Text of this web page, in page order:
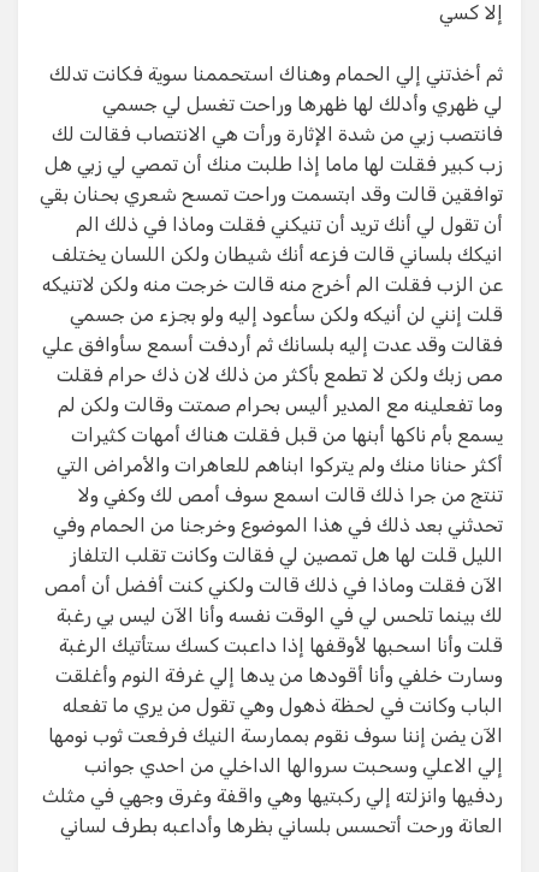
إلا كسي
ثم أخذتني إلي الحمام وهناك استحممنا سوية فكانت تدلك
لي ظهري وأدلك لها ظهرها وراحت تغسل لي جسمي
فانتصب زبي من شدة الإثارة ورأت هي الانتصاب فقالت لك
زب كبير فقلت لها ماما إذا طلبت منك أن تمصي لي زبي هل
توافقين قالت وقد ابتسمت وراحت تمسح شعري بحنان بقي
أن تقول لي أنك تريد أن تنيكني فقلت وماذا في ذلك الم
انيكك بلساني قالت فزعه أنك شيطان ولكن اللسان يختلف
عن الزب فقلت الم أخرج منه قالت خرجت منه ولكن لاتنيكه
قلت إنني لن أنيكه ولكن سأعود إليه ولو بجزء من جسمي
فقالت وقد عدت إليه بلسانك ثم أردفت أسمع سأوافق علي
مص زبك ولكن لا تطمع بأكثر من ذلك لان ذك حرام فقلت
وما تفعلينه مع المدير أليس بحرام صمتت وقالت ولكن لم
يسمع بأم ناكها أبنها من قبل فقلت هناك أمهات كثيرات
أكثر حنانا منك ولم يتركوا ابناهم للعاهرات والأمراض التي
تنتج من جرا ذلك قالت اسمع سوف أمص لك وكفي ولا
تحدثني بعد ذلك في هذا الموضوع وخرجنا من الحمام وفي
الليل قلت لها هل تمصين لي فقالت وكانت تقلب التلفاز
الآن فقلت وماذا في ذلك قالت ولكني كنت أفضل أن أمص
لك بينما تلحس لي في الوقت نفسه وأنا الآن ليس بي رغبة
قلت وأنا اسحبها لأوقفها إذا داعبت كسك ستأتيك الرغبة
وسارت خلفي وأنا أقودها من يدها إلي غرفة النوم وأغلقت
الباب وكانت في لحظة ذهول وهي تقول من يري ما تفعله
الآن يضن إننا سوف نقوم بممارسة النيك فرفعت ثوب نومها
إلي الاعلي وسحبت سروالها الداخلي من احدي جوانب
ردفيها وانزلته إلي ركبتيها وهي واقفة وغرق وجهي في مثلث
العانة ورحت أتحسس بلساني بظرها وأداعبه بطرف لساني